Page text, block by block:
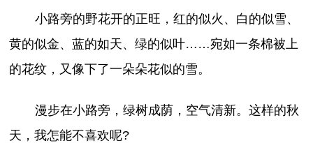
小路旁的野花开的正旺，红的似火、白的似雪、
黄的似金、蓝的如天、绿的似叶……宛如一条棉被上
的花纹，又像下了一朵朵花似的雪。
漫步在小路旁，绿树成荫，空气清新。这样的秋
天，我怎能不喜欢呢?